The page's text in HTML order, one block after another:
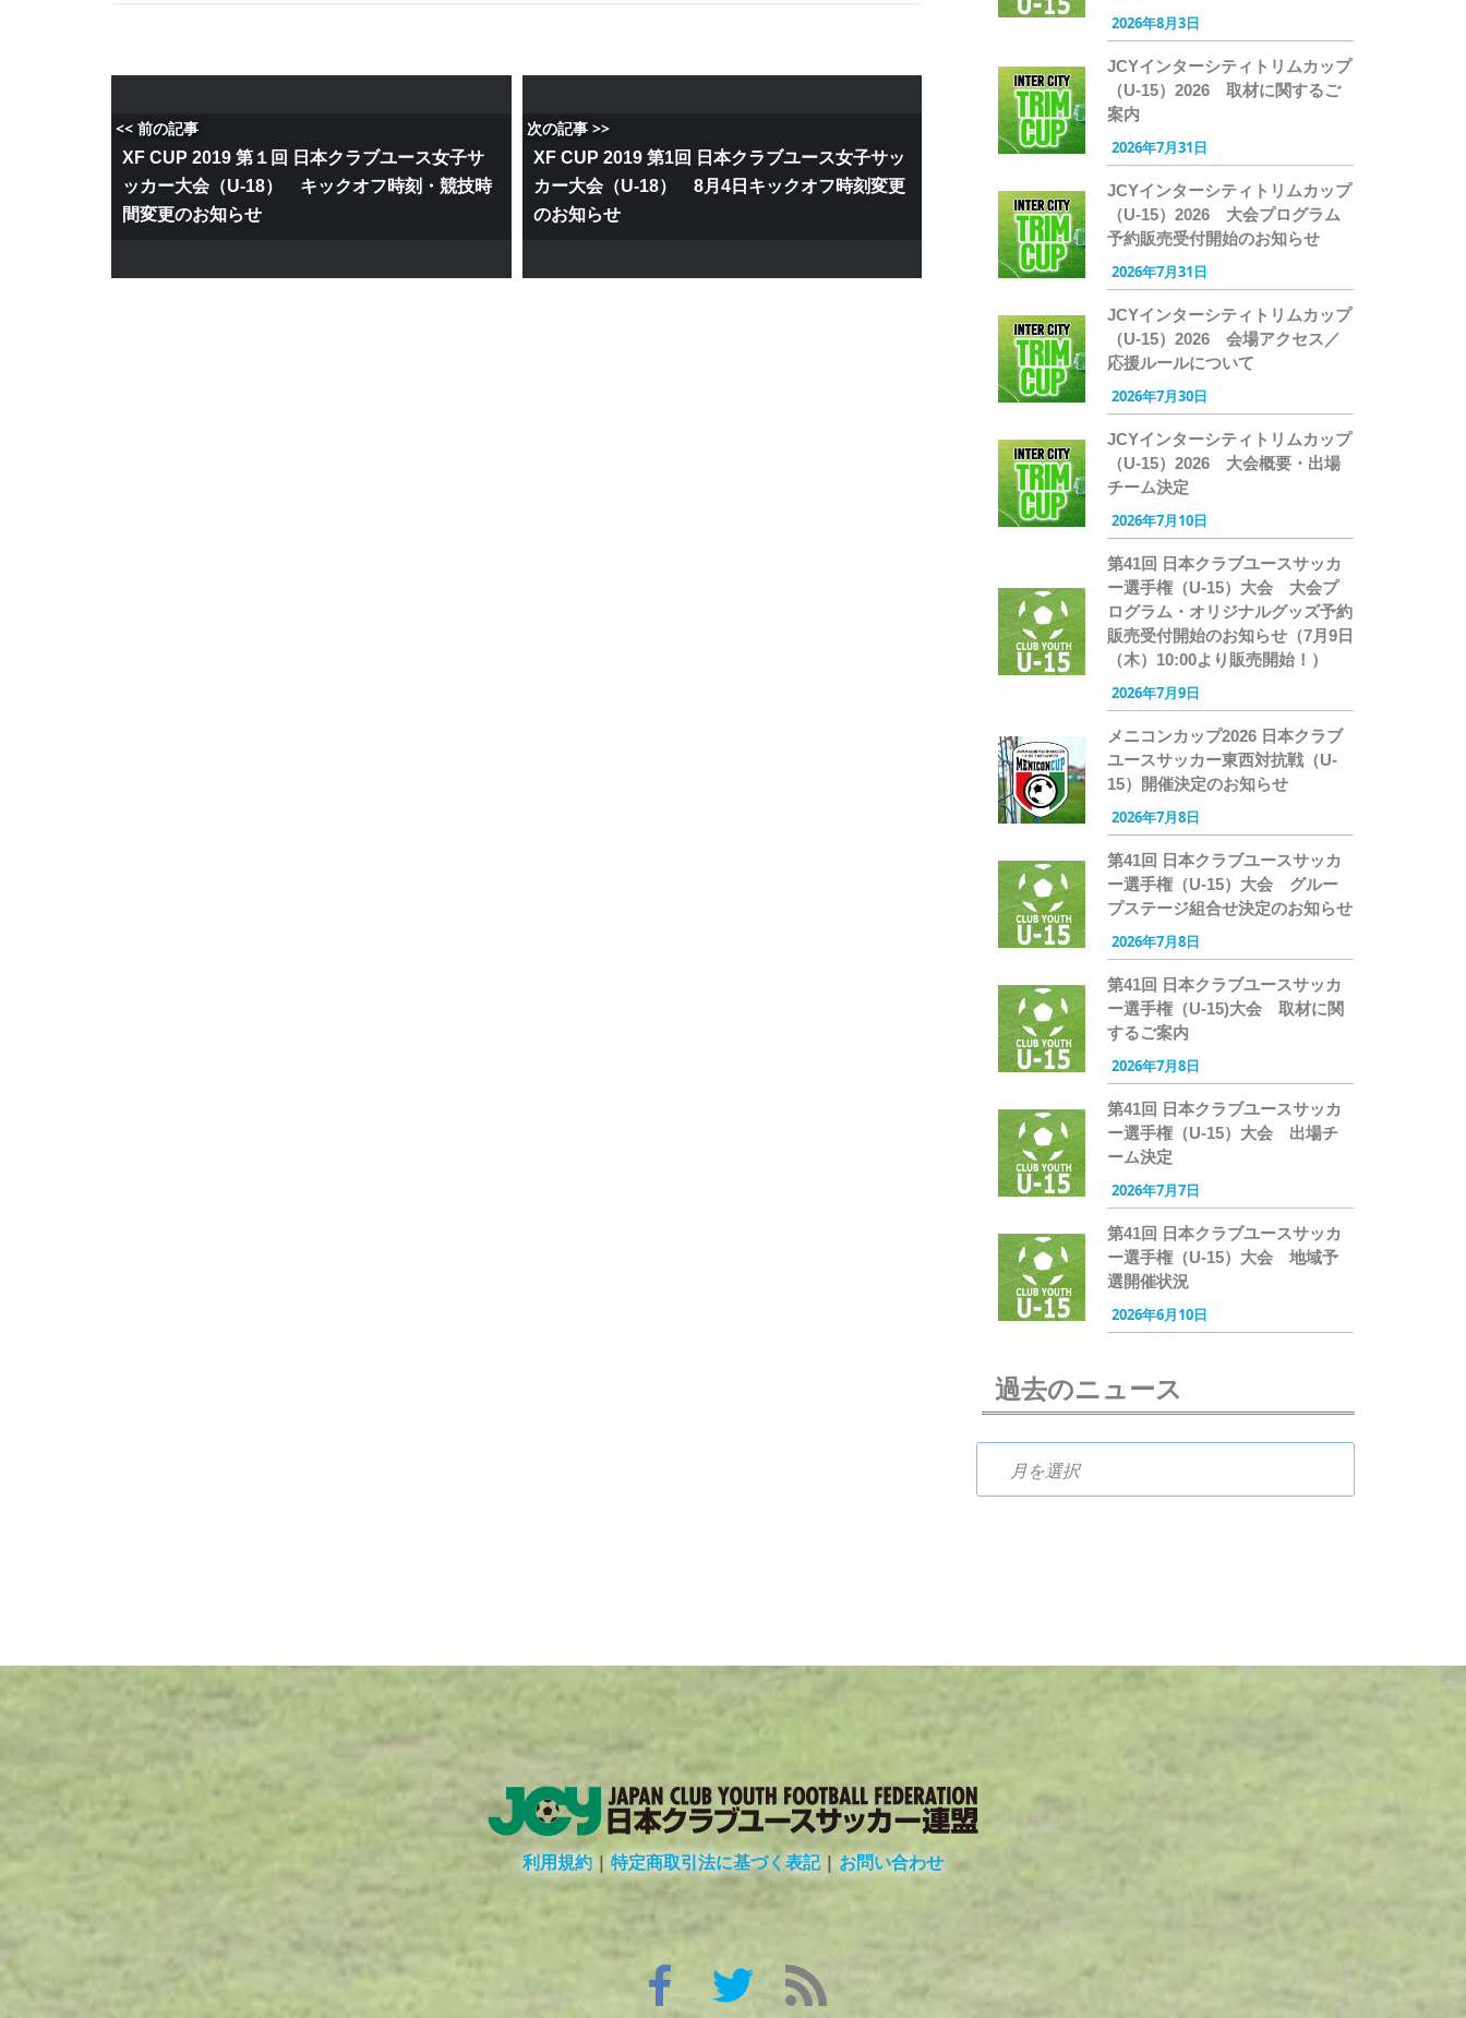
<< 前の記事
XF CUP 2019 第１回 日本クラブユース女子サ
ッカー大会（U-18） キックオフ時刻・競技時
間変更のお知らせ
次の記事 >>
XF CUP 2019 第1回 日本クラブユース女子サッ
カー大会（U-18） 8月4日キックオフ時刻変更
のお知らせ
2026年8月3日
JCYインターシティトリムカップ
（U-15）2026 取材に関するご
案内
2026年7月31日
JCYインターシティトリムカップ
（U-15）2026 大会プログラム
予約販売受付開始のお知らせ
2026年7月31日
JCYインターシティトリムカップ
（U-15）2026 会場アクセス／
応援ルールについて
2026年7月30日
JCYインターシティトリムカップ
（U-15）2026 大会概要・出場
チーム決定
2026年7月10日
第41回 日本クラブユースサッカ
ー選手権（U-15）大会 大会プ
ログラム・オリジナルグッズ予約
販売受付開始のお知らせ（7月9日
（木）10:00より販売開始！）
2026年7月9日
メニコンカップ2026 日本クラブ
ユースサッカー東西対抗戦（U-
15）開催決定のお知らせ
2026年7月8日
第41回 日本クラブユースサッカ
ー選手権（U-15）大会 グルー
プステージ組合せ決定のお知らせ
2026年7月8日
第41回 日本クラブユースサッカ
ー選手権（U-15)大会 取材に関
するご案内
2026年7月8日
第41回 日本クラブユースサッカ
ー選手権（U-15）大会 出場チ
ーム決定
2026年7月7日
第41回 日本クラブユースサッカ
ー選手権（U-15）大会 地域予
選開催状況
2026年6月10日
過去のニュース
利用規約 | 特定商取引法に基づく表記|お問い合わせ